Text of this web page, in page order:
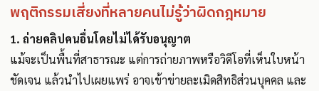
พฤติกรรมเสี่ยงที่หลายคนไม่รู้ว่าผิดกฎหมาย
1. ถ่ายคลิปคนอื่นโดยไม่ได้รับอนุญาต
แม้จะเป็นพื้นที่สาธารณะ แต่การถ่ายภาพหรือวิดีโอที่เห็นใบหน้า
ชัดเจน แล้วนำไปเผยแพร่ อาจเข้าข่ายละเมิดสิทธิส่วนบุคคล และ